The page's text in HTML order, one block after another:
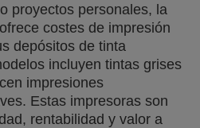
proyectos personales, la
ofrece costes de impresión
depósitos de tinta
incluyen tintas grises
impresiones
Estas impresoras son
rentabilidad y valor a